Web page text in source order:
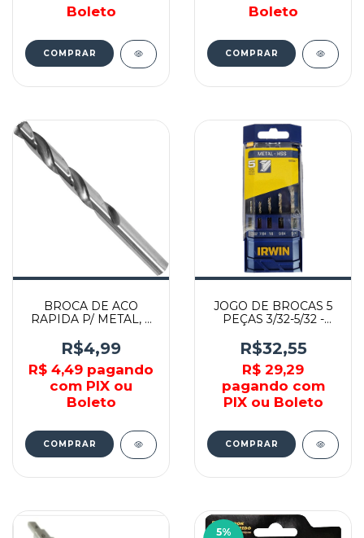
Boleto
COMPRAR
Boleto
COMPRAR
BROCA DE ACO
RAPIDA P/ METAL, 3
- MTX
R$4,99
R$ 4,49 pagando
com PIX ou
Boleto
JOGO DE BROCAS 5
PEÇAS 3/32-5/32 -
R$32,55
R$ 29,29
pagando com
PIX ou Boleto
COMPRAR
5%